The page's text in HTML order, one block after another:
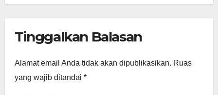
Tinggalkan Balasan
Alamat email Anda tidak akan dipublikasikan. Ruas
yang wajib ditandai *